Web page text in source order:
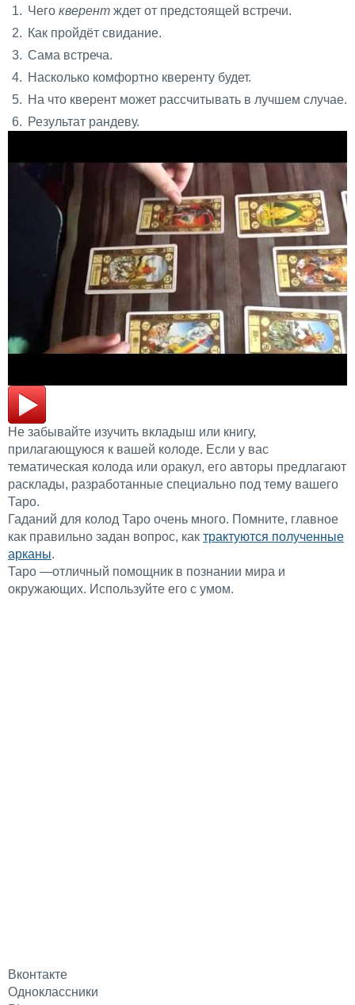
Чего кверент ждет от предстоящей встречи.
Как пройдёт свидание.
Сама встреча.
Насколько комфортно кверенту будет.
На что кверент может рассчитывать в лучшем случае.
Результат рандеву.
Не забывайте изучить вкладыш или книгу,
прилагающуюся к вашей колоде. Если у вас
тематическая колода или оракул, его авторы предлагают
расклады, разработанные специально под тему вашего
Таро.
Гаданий для колод Таро очень много. Помните, главное
как правильно задан вопрос, как трактуются полученные
арканы.
Таро —отличный помощник в познании мира и
окружающих. Используйте его с умом.
Вконтакте
Одноклассники